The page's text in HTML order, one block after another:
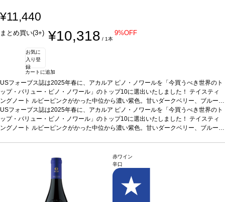
¥11,440
まとめ買い(3+) ¥10,318 / 1本
9%OFF
お気に
入り登
録
カートに追加
USフォーブス誌は2025年春に、アカルア ピノ・ノワールを「今買うべき世界のト
ップ・バリュー・ピノ・ノワール」のトップ10に選出いたしました！ テイスティ
ングノート ルビーピンクがかった中位から濃い紫色。甘いダークベリー、ブルーベ
リー、スパイス、キノコ、ほのかななめし革の芳醇なアロマを示す。フルボディな
味わいは、甘いダークチェリー、スパイス、ドライハーブ、スモーキーなオークを
伴う。凝縮していて鮮やかな酸味と滑らかで繊細なテクスチャーを持ち、非常に長
ージが在庫切れの場合、在庫があり価格が同様の場合は自動的に次のヴィンテージ
に変更されます、ご了承ください。
USフォーブス誌は2025年春に、アカルア ピノ・ノワールを「今買うべき世界のト
ップ・バリュー・ピノ・ノワール」のトップ10に選出いたしました！ テイスティ
ングノート ルビーピンクがかった中位から濃い紫色。甘いダークベリー、ブルーベ
伴う。凝縮していて鮮やかな酸味と滑らかで繊細なテクスチャーを持ち、非常に長
いミネラルの後味が続く。
仔羊のロースト、キノコ料理、甘みや酸味あ
葡萄品種ピノ・ノワール サスティナブル認証
ージが在庫切れの場合、在庫があり価格が同様の場合は自動的に次のヴィンテージ
に変更されます、ご了承ください。
赤ワイン
辛口